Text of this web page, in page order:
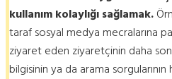
kullanım kolaylığı sağlamak.
taraf sosyal medya mecralarına
ziyaret eden ziyaretçinin daha
bilgisinin ya da arama sorgularının